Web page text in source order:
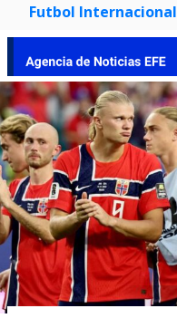
Futbol Internacional